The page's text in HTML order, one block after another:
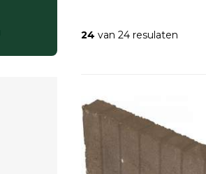
24 van 24 resulaten